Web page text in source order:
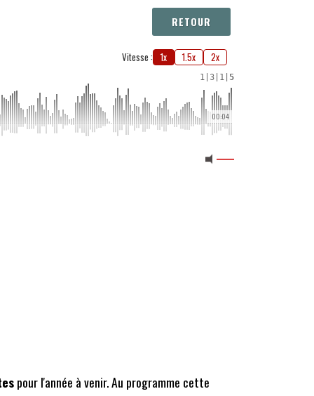
RETOUR
Vitesse : 1x 1.5x 2x
1 3 1 5
00:04
pour l'année à venir. Au programme cette